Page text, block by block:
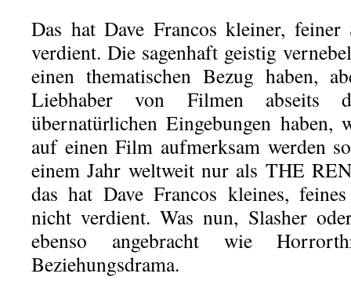
Das hat Dave Francos kleiner,
verdient. Die sagenhaft geistig
einen thematischen Bezug haben,
Liebhaber von Filmen abseits
übernatürlichen Eingebungen
auf einen Film aufmerksam werden
einem Jahr weltweit nur als THE
das hat Dave Francos kleines,
nicht verdient. Was nun, Slasher
ebenso angebracht wie
Beziehungsdrama.